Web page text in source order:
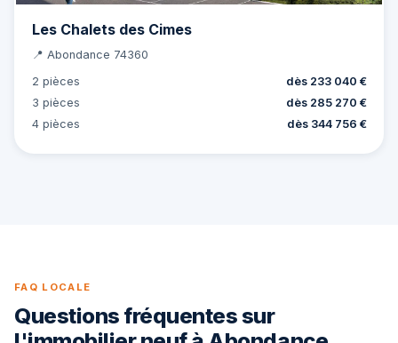
Les Chalets des Cimes
📍 Abondance 74360
2 pièces
dès 233 040 €
3 pièces
dès 285 270 €
4 pièces
dès 344 756 €
FAQ LOCALE
Questions fréquentes sur